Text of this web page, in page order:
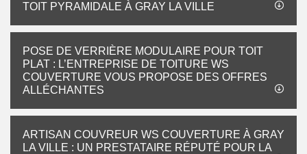
TOIT PYRAMIDALE À GRAY LA VILLE
POSE DE VERRIÈRE MODULAIRE POUR TOIT
PLAT : L’ENTREPRISE DE TOITURE WS
COUVERTURE VOUS PROPOSE DES OFFRES
ALLÉCHANTES
ARTISAN COUVREUR WS COUVERTURE À GRAY
LA VILLE : UN PRESTATAIRE RÉPUTÉ POUR LA